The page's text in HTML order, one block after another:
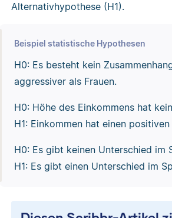
Alternativhypothese (H1).
Beispiel statistische Hypothesen
H0: Es besteht kein
aggressiver als Frauen.
H0: Höhe des Einkommens hat
H1: Einkommen hat einen
H0: Es gibt keinen Unterschied im
H1: Es gibt einen Unterschied im